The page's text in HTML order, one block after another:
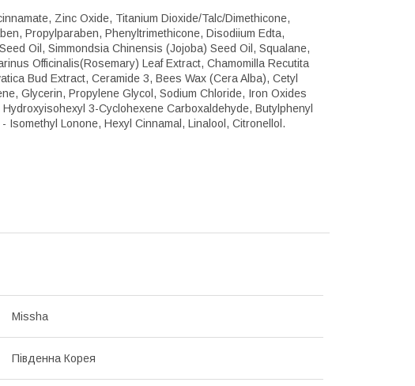
Zinc Oxide, Titanium Dioxide/Talc/Dimethicone,
Propylparaben, Phenyltrimethicone, Disodiium Edta,
Oil, Simmondsia Chinensis (Jojoba) Seed Oil, Squalane,
Officinalis(Rosemary) Leaf Extract, Chamomilla Recutita
Bud Extract, Ceramide 3, Bees Wax (Cera Alba), Cetyl
Glycerin, Propylene Glycol, Sodium Chloride, Iron Oxides
3-Cyclohexene Carboxaldehyde, Butylphenyl
Lonone, Hexyl Cinnamal, Linalool, Citronellol.
Missha
Південна Корея